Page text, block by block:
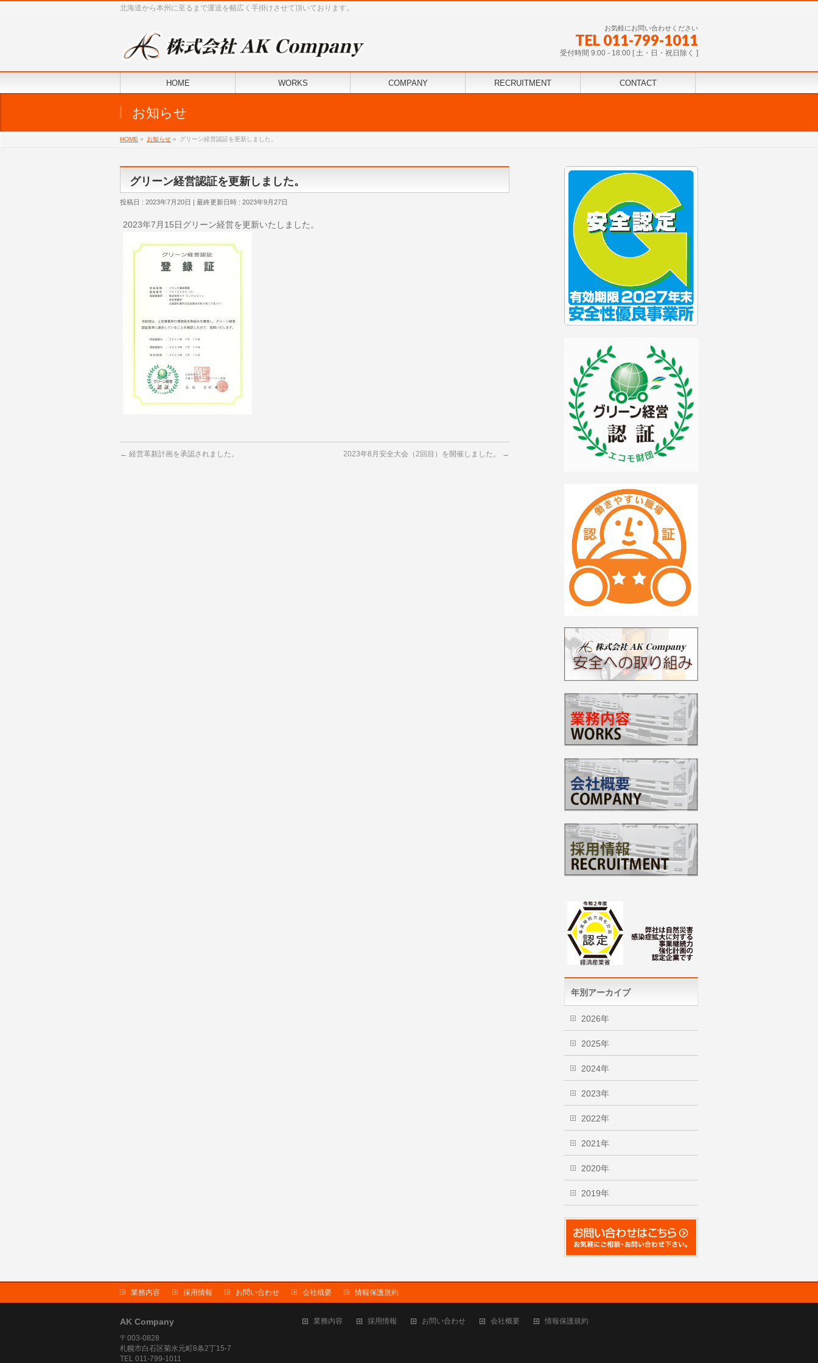
北海道から本州に至るまで運送を幅広く手掛けさせて頂いております。
お気軽にお問い合わせください
TEL 011-799-1011
受付時間 9:00 - 18:00 [ 土・日・祝日除く ]
HOME WORKS COMPANY RECRUITMENT CONTACT
お知らせ
HOME » お知らせ » グリーン経営認証を更新しました。
グリーン経営認証を更新しました。
投稿日 : 2023年7月20日 最終更新日時 : 2023年9月27日
2023年7月15日グリーン経営を更新いたしました。
← 経営革新計画を承認されました。 2023年8月安全大会（2回目）を開催しました。 →
年別アーカイブ
2026年
2025年
2024年
2023年
2022年
2021年
2020年
2019年
業務内容 採用情報 お問い合わせ 会社概要 情報保護規約
AK Company
〒003-0828
札幌市白石区菊水元町8条2丁15-7
TEL 011-799-1011
業務内容 採用情報 お問い合わせ 会社概要 情報保護規約